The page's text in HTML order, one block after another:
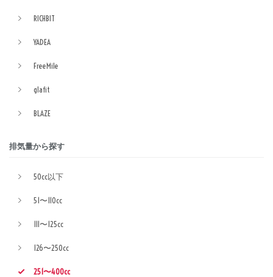
RICHBIT
YADEA
FreeMile
glafit
BLAZE
排気量から探す
50cc以下
51〜110cc
111〜125cc
126〜250cc
251〜400cc